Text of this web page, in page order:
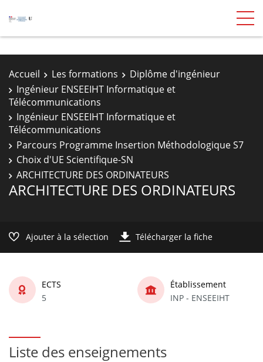
Accueil Les formations
Diplôme d'ingénieur
Ingénieur ENSEEIHT Informatique et
Télécommunications
Ingénieur ENSEEIHT Informatique et
Télécommunications
Parcours Programme Insertion Méthodologique S7
Choix d'UE Scientifique-SN
ARCHITECTURE DES ORDINATEURS
ARCHITECTURE DES ORDINATEURS
Ajouter à la sélection Télécharger la fiche
ECTS
5
Établissement
INP - ENSEEIHT
Liste des enseignements